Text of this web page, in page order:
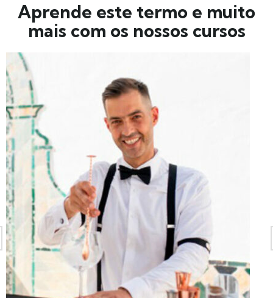
Aprende este termo e muito
mais com os nossos cursos